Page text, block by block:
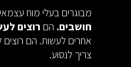
מבוגרים בעלי מוח עצמאי
חושבים. הם רוצים
אחרים לעשות. הם רוצים
צריך לנסוע.